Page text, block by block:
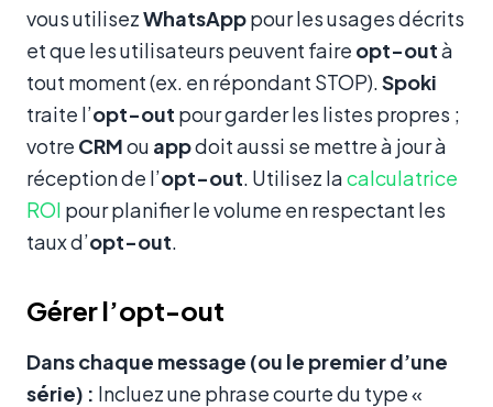
vous utilisezWhatsApppour les usages décrits
et que les utilisateurs peuvent faire opt-outà
tout moment (ex. en répondant STOP).Spoki
traite l’opt-out pour garder les listes propres ;
votre CRMou appdoit aussi se mettre à jour à
réception de l’opt-out. Utilisez lacalculatrice
ROI pour planifier le volume en respectant les
taux d’opt-out.
Gérer l’opt-out
Dans chaque message (ou le premier d’une
série) : Incluez une phrase courte du type «